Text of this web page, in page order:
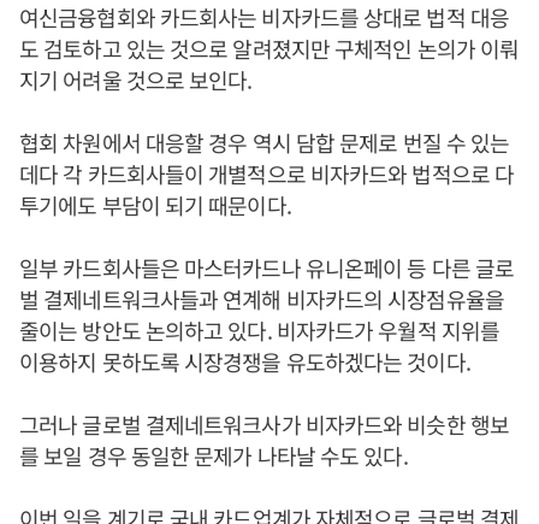
여신금융협회와 카드회사는 비자카드를 상대로 법적 대응
도 검토하고 있는 것으로 알려졌지만 구체적인 논의가 이뤄
지기 어려울 것으로 보인다.
협회 차원에서 대응할 경우 역시 담합 문제로 번질 수 있는
데다 각 카드회사들이 개별적으로 비자카드와 법적으로 다
투기에도 부담이 되기 때문이다.
일부 카드회사들은 마스터카드나 유니온페이 등 다른 글로
벌 결제네트워크사들과 연계해 비자카드의 시장점유율을
줄이는 방안도 논의하고 있다. 비자카드가 우월적 지위를
이용하지 못하도록 시장경쟁을 유도하겠다는 것이다.
그러나 글로벌 결제네트워크사가 비자카드와 비슷한 행보
를 보일 경우 동일한 문제가 나타날 수도 있다.